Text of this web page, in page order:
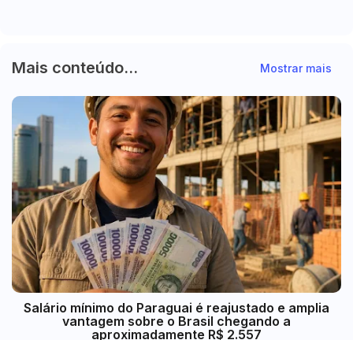
Mais conteúdo... Mostrar mais
​Salário mínimo do Paraguai é reajustado e amplia
vantagem sobre o Brasil chegando a
aproximadamente R$ 2.557